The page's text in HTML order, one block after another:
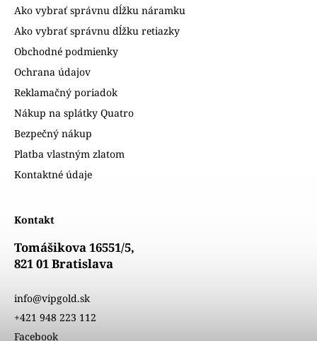
Ako vybrať správnu dĺžku náramku
Ako vybrať správnu dĺžku retiazky
Obchodné podmienky
Ochrana údajov
Reklamačný poriadok
Nákup na splátky Quatro
Bezpečný nákup
Platba vlastným zlatom
Kontaktné údaje
Kontakt
Tomášikova 16551/5,
821 01 Bratislava
info@vipgold.sk
+421 948 223 112
Facebook